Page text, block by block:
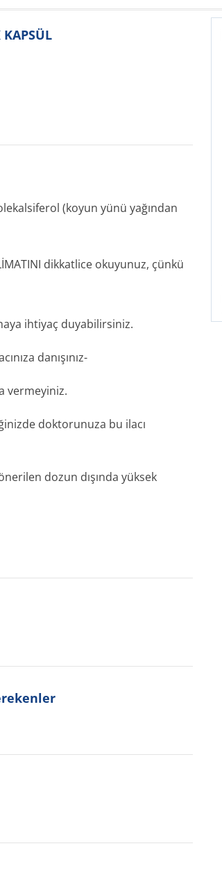
(koyun yünü yağından
dikkatlice okuyunuz, çünkü
ihtiyaç duyabilirsiniz.
danışınız-
vermeyiniz.
doktorunuza bu ilacı
dozun dışında yüksek